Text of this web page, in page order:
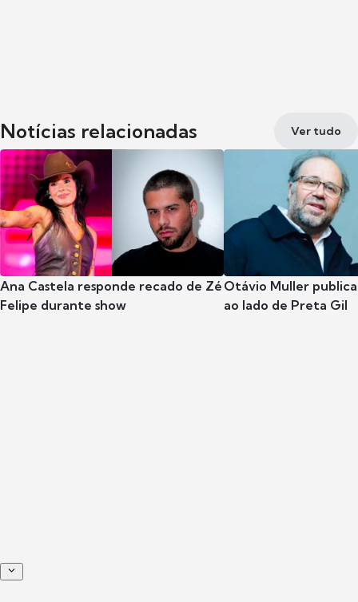
Notícias relacionadas Ver tudo
Ana Castela responde recado de Zé
Felipe durante show
Otávio Muller
ao lado de Preta Gil